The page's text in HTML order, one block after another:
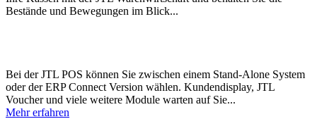
Bestände und Bewegungen im Blick...
Bei der JTL POS können Sie zwischen einem Stand-Alone System
oder der ERP Connect Version wählen. Kundendisplay, JTL
Voucher und viele weitere Module warten auf Sie...
Mehr erfahren